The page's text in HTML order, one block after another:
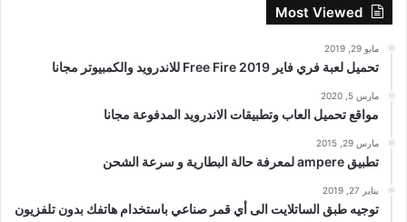
Most Viewed
مايو 29, 2019
تحميل لعبة فري فاير Free Fire 2019 للاندرويد والكمبيوتر مجانا
مارس 5, 2020
مواقع تحميل العاب وتطبيقات الاندرويد المدفوعة مجانا
مارس 29, 2015
تطبيق ampere لمعرفة حالة البطارية و سرعة الشحن
يناير 27, 2019
توجيه طبق الساتلايت الى أي قمر صناعي باستخدام هاتفك بدون تلفزيون